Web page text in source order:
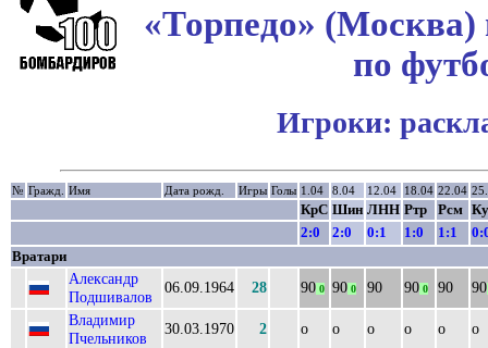
«Торпедо» (Москва)
по
Игроки:
№ Гражд. Имя Дата рожд. Игры Голы 1.04 8.04 12.04 18.04 22.04
КрС Шин ЛНН Ртр Рсм
2:0
2:0 0:1 1:0 1:1
Вратари
Александр
Подшивалов
06.09.1964 28 90 0 90 0 90 90 0 90 90
Владимир
Пчельников
30.03.1970 2 о о о о о
о